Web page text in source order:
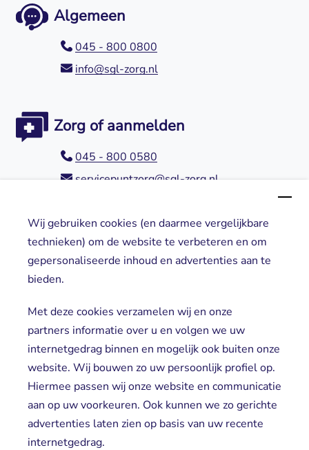
Wij gebruiken cookies (en daarmee vergelijkbare
technieken) om de website te verbeteren en om
gepersonaliseerde inhoud en advertenties aan te
bieden.
Met deze cookies verzamelen wij en onze
partners informatie over u en volgen we uw
internetgedrag binnen en mogelijk ook buiten onze
website. Wij bouwen zo uw persoonlijk profiel op.
Hiermee passen wij onze website en communicatie
aan op uw voorkeuren. Ook kunnen we zo gerichte
advertenties laten zien op basis van uw recente
internetgedrag.
Algemeen
045 - 800 0800
info@sgl-zorg.nl
Zorg of aanmelden
045 - 800 0580
servicepuntzorg@sgl-zorg.nl
Direct naar
Locaties
Vrijwilligers
Aanmelden nieuwsbrief